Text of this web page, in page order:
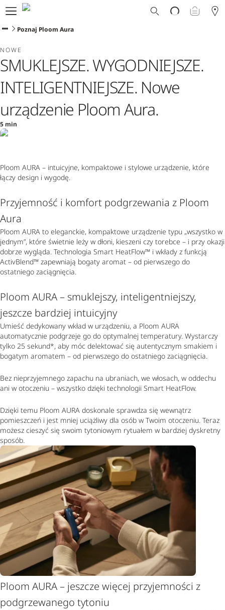
Dlaczego Ploom?
Sklep
Oferty Specjalne
Wsparcie
Wydarzenia
Sklepy Ploom
Poznaj Ploom Aura
NOWE
SMUKLEJSZE. WYGODNIEJSZE.
INTELIGENTNIEJSZE. Nowe
urządzenie Ploom Aura.
5 min
Ploom AURA – intuicyjne, kompaktowe i stylowe urządzenie, które
łączy design i wygodę.
Przyjemność i komfort podgrzewania z Ploom
Aura
Ploom AURA to eleganckie, kompaktowe urządzenie typu „wszystko w
jednym”, które świetnie leży w dłoni, kieszeni czy torebce – i przy okazji
dobrze wygląda. Technologia Smart HeatFlow™ i wkłady z funkcją
ActivBlend™ zapewniają bogaty aromat – od pierwszego do
ostatniego zaciągnięcia.
Ploom AURA – smuklejszy, inteligentniejszy,
jeszcze bardziej intuicyjny
Umieść dedykowany wkład w urządzeniu, a Ploom AURA
automatycznie podgrzeje go do optymalnej temperatury. Wystarczy
tylko 25 sekund*, aby móc delektować się autentycznym smakiem i
bogatym aromatem – od pierwszego do ostatniego zaciągnięcia.
Bez nieprzyjemnego zapachu na ubraniach, we włosach, w oddechu
ani w otoczeniu – wszystko dzięki technologii Smart HeatFlow.
Dzięki temu Ploom AURA doskonale sprawdza się wewnątrz
pomieszczeń i jest mniej uciążliwy dla osób w Twoim otoczeniu. Teraz
możesz cieszyć się swoim tytoniowym rytuałem w bardziej dyskretny
sposób.
Ploom AURA – jeszcze więcej przyjemności z
podgrzewanego tytoniu